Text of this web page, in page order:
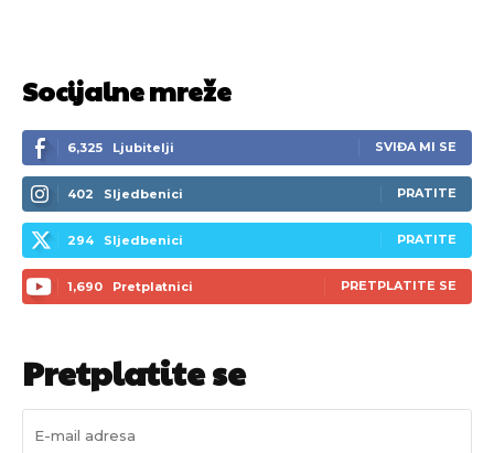
Socijalne mreže
6,325 Ljubitelji SVIĐA MI SE
402 Sljedbenici PRATITE
294 Sljedbenici PRATITE
1,690 Pretplatnici PRETPLATITE SE
Pretplatite se